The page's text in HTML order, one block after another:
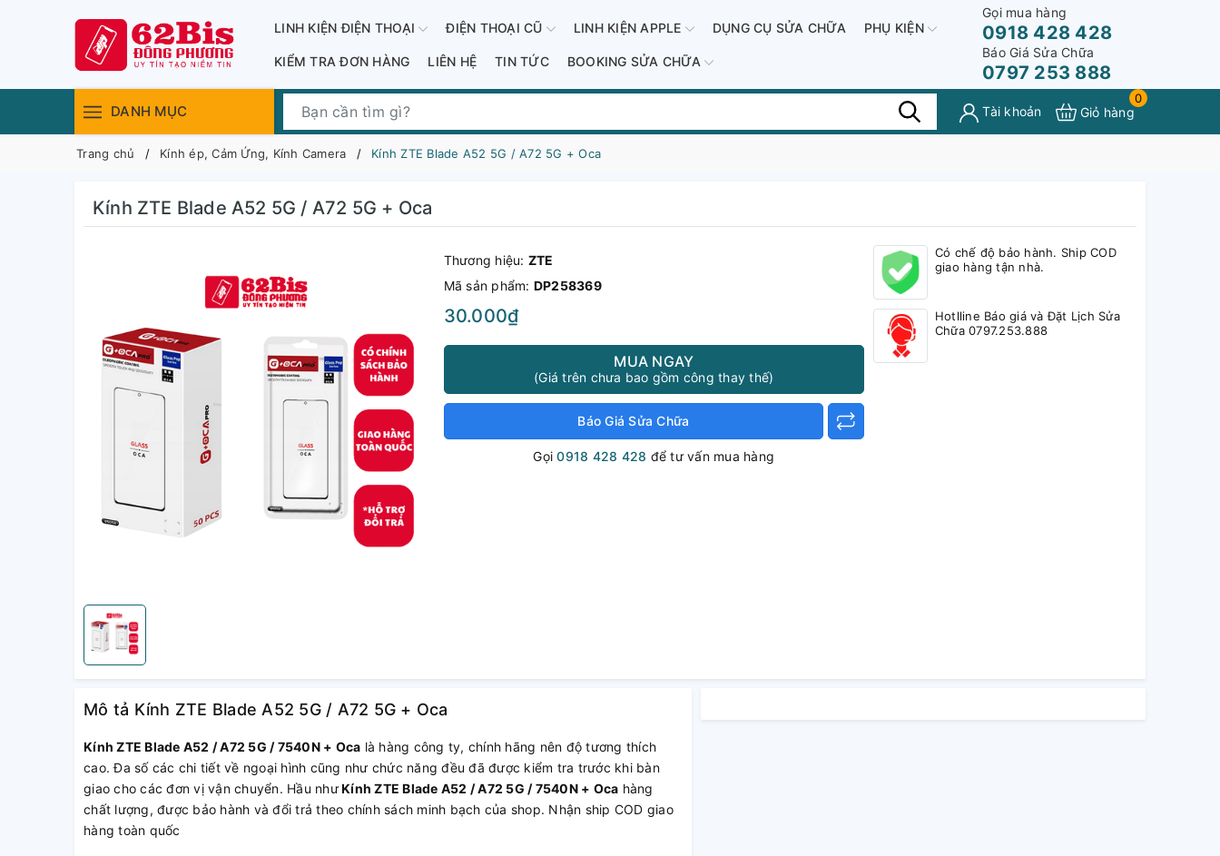
LINH KIỆN ĐIỆN THOẠI ĐIỆN THOẠI CŨ LINH KIỆN APPLE DỤNG CỤ SỬA CHỮA PHỤ KIỆN
KIỂM TRA ĐƠN HÀNG LIÊN HỆ TIN TỨC BOOKING SỬA CHỮA
Gọi mua hàng
0918 428 428
Báo Giá Sửa Chữa
0797 253 888
DANH MỤC Tài khoản
0
Giỏ hàng
Trang chủ Kính ép, Cảm Ứng, Kính Camera Kính ZTE Blade A52 5G / A72 5G + Oca
Kính ZTE Blade A52 5G / A72 5G + Oca
Thương hiệu: ZTE
Mã sản phẩm: DP258369
30.000₫
MUA NGAY
(Giá trên chưa bao gồm công thay thế)
Báo Giá Sửa Chữa
Gọi0918 428 428 để tư vấn mua hàng
Có chế độ bảo hành. Ship COD
giao hàng tận nhà.
Hotlline Báo giá và Đặt Lịch Sửa
Chữa 0797.253.888
Mô tả Kính ZTE Blade A52 5G / A72 5G + Oca
Kính ZTE Blade A52 / A72 5G / 7540N + Oca là hàng công ty, chính hãng nên độ tương thích
cao. Đa số các chi tiết về ngoại hình cũng như chức năng đều đã được kiểm tra trước khi bàn
giao cho các đơn vị vận chuyển. Hầu nhưKính ZTE Blade A52 / A72 5G / 7540N + Oca hàng
chất lượng, được bảo hành và đổi trả theo chính sách minh bạch của shop. Nhận ship COD giao
hàng toàn quốc